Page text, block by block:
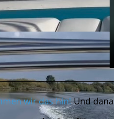
wir das hin!Und